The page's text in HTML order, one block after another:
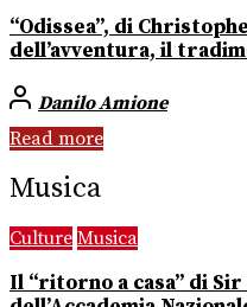
“Odissea”, di
dell’avventura, il
Danilo Amione
Read more
Musica
Culture Musica
Il “ritorno a casa” di